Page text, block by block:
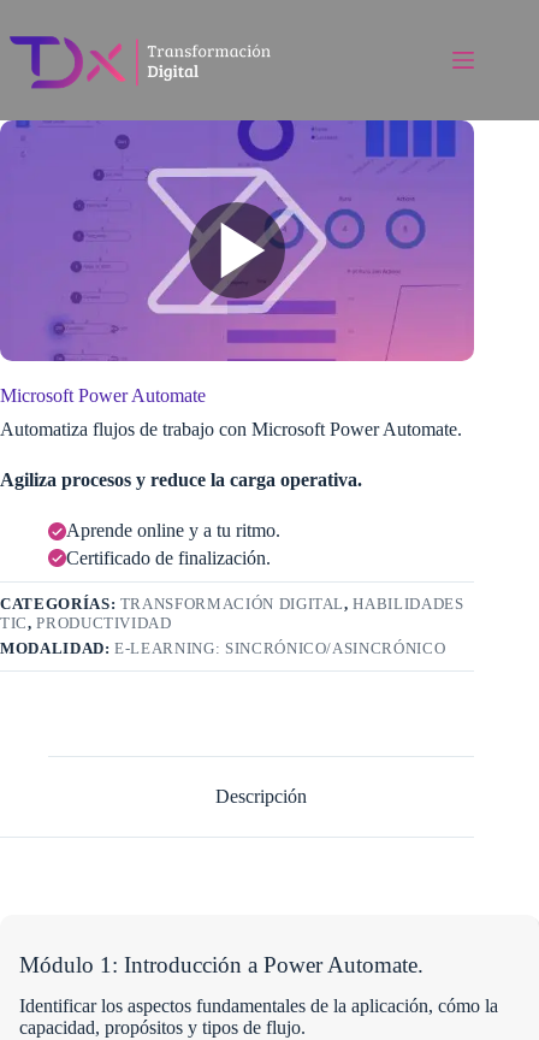
contenido
Microsoft Power Automate
Automatiza flujos de trabajo con Microsoft Power Automate.
Agiliza procesos y reduce la carga operativa.
Aprende online y a tu ritmo.
Certificado de finalización.
CATEGORÍAS: TRANSFORMACIÓN DIGITAL,HABILIDADES
TIC,PRODUCTIVIDAD
MODALIDAD:E-LEARNING: SINCRÓNICO/ASINCRÓNICO
Descripción
Módulo 1: Introducción a Power Automate.
Identificar los aspectos fundamentales de la aplicación, cómo la
capacidad, propósitos y tipos de flujo.